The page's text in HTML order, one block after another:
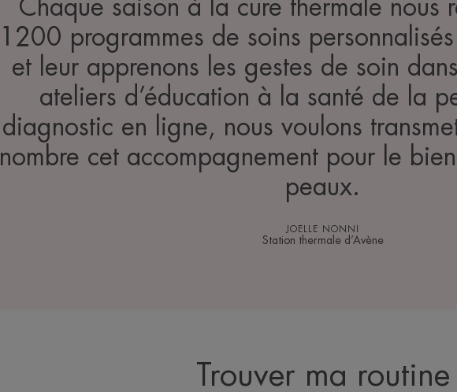
Chaque saison à la cure thermale nous
1200 programmes de soins
et leur apprenons les gestes de soin
ateliers d’éducation à la santé de la
diagnostic en ligne, nous voulons
nombre cet accompagnement pour le
peaux.
JOELLE NONNI
Station thermale d’Avène
Trouver ma routine